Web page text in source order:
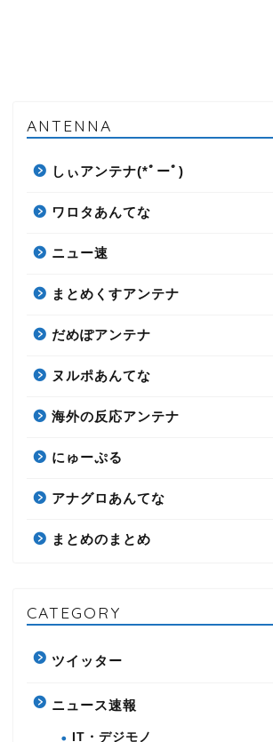
ANTENNA
しぃアンテナ(*ﾟーﾟ)
ワロタあんてな
ニュー速
まとめくすアンテナ
だめぽアンテナ
ヌルポあんてな
海外の反応アンテナ
にゅーぷる
アナグロあんてな
まとめのまとめ
CATEGORY
ツイッター
ニュース速報
IT・デジモノ